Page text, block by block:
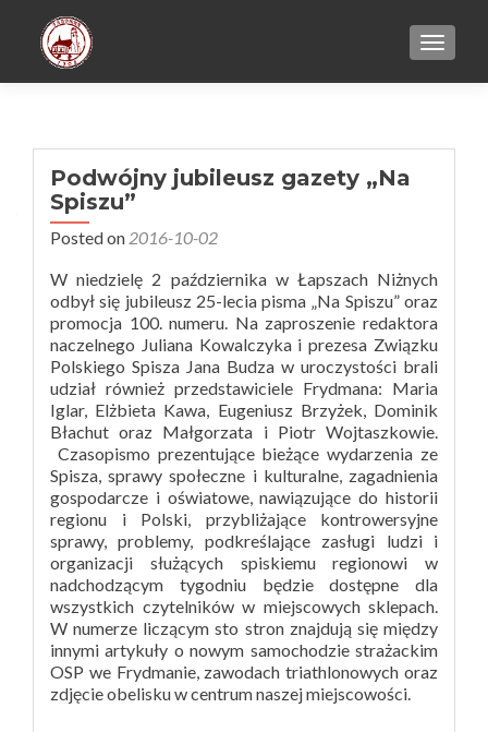
Podwójny jubileusz gazety „Na
Spiszu”
Posted on 2016-10-02
W niedzielę 2 października w Łapszach Niżnych
odbył się jubileusz 25-lecia pisma „Na Spiszu” oraz
promocja 100. numeru. Na zaproszenie redaktora
naczelnego Juliana Kowalczyka i prezesa Związku
Polskiego Spisza Jana Budza w uroczystości brali
udział również przedstawiciele Frydmana: Maria
Iglar, Elżbieta Kawa, Eugeniusz Brzyżek, Dominik
Błachut oraz Małgorzata i Piotr Wojtaszkowie.
Czasopismo prezentujące bieżące wydarzenia ze
Spisza, sprawy społeczne i kulturalne, zagadnienia
gospodarcze i oświatowe, nawiązujące do historii
regionu i Polski, przybliżające kontrowersyjne
sprawy, problemy, podkreślające zasługi ludzi i
organizacji służących spiskiemu regionowi w
nadchodzącym tygodniu będzie dostępne dla
wszystkich czytelników w miejscowych sklepach.
W numerze liczącym sto stron znajdują się między
innymi artykuły o nowym samochodzie strażackim
OSP we Frydmanie, zawodach triathlonowych oraz
zdjęcie obelisku w centrum naszej miejscowości.